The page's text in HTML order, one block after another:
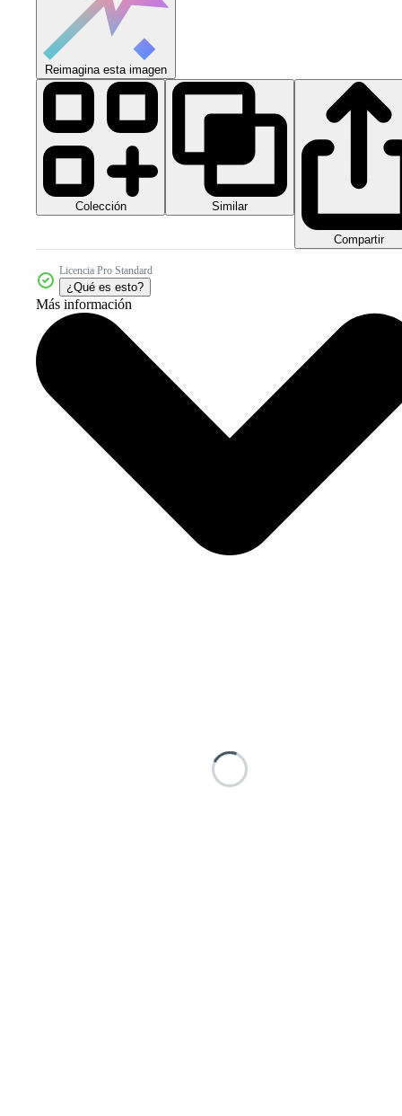
Reimagina esta imagen
Colección Similar
Compartir
Licencia Pro Standard
¿Qué es esto?
Más información